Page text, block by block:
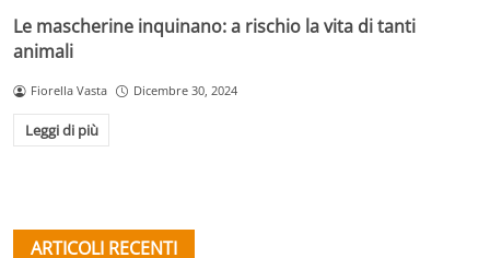
Le mascherine inquinano: a rischio la vita di tanti
animali
Fiorella Vasta Dicembre 30, 2024
Leggi di più
ARTICOLI RECENTI